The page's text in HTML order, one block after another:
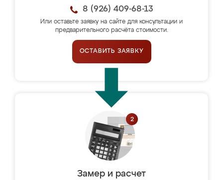
8 (926) 409-68-13
Или оставьте заявку на сайте для консультации и
предварительного расчёта стоимости.
ОСТАВИТЬ ЗАЯВКУ
Замер и расчет